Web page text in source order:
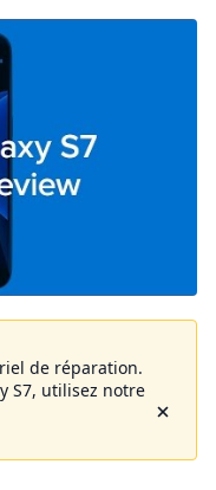
de réparation.
S7, utilisez notre